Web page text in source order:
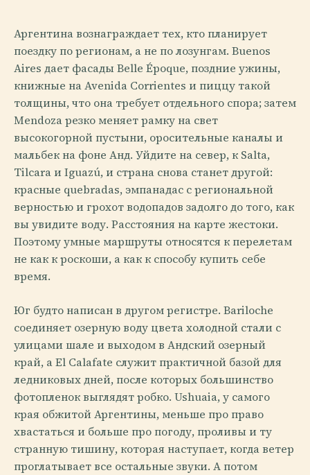
Аргентина вознаграждает тех, кто планирует
поездку по регионам, а не по лозунгам. Buenos
Aires дает фасады Belle Époque, поздние ужины,
книжные на Avenida Corrientes и пиццу такой
толщины, что она требует отдельного спора; затем
Mendoza резко меняет рамку на свет
высокогорной пустыни, оросительные каналы и
мальбек на фоне Анд. Уйдите на север, к Salta,
Tilcara и Iguazú, и страна снова станет другой:
красные quebradas, эмпанадас с региональной
верностью и грохот водопадов задолго до того, как
вы увидите воду. Расстояния на карте жестоки.
Поэтому умные маршруты относятся к перелетам
не как к роскоши, а как к способу купить себе
время.
Юг будто написан в другом регистре. Bariloche
соединяет озерную воду цвета холодной стали с
улицами шале и выходом в Андский озерный
край, а El Calafate служит практичной базой для
ледниковых дней, после которых большинство
фотопленок выглядят робко. Ushuaia, у самого
края обжитой Аргентины, меньше про право
хвастаться и больше про погоду, проливы и ту
странную тишину, которая наступает, когда ветер
проглатывает все остальные звуки. А потом